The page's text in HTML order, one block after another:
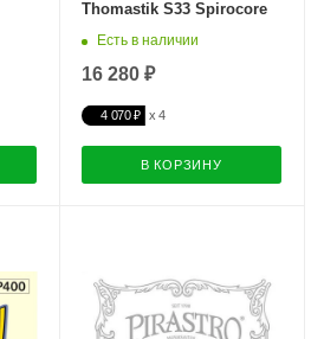
Thomastik S33 Spirocore
Есть в наличии
16 280 ₽
4 070 ₽
В КОРЗИНУ